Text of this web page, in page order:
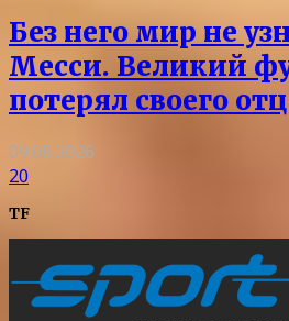
Без него мир не
Месси. Великий
потерял своего
09.08.2026
20
TF